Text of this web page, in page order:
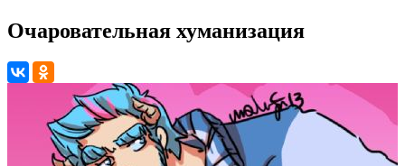
Очаровательная хуманизация